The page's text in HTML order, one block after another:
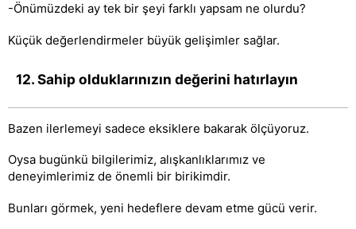
-Önümüzdeki ay tek bir şeyi farklı yapsam ne olurdu?
Küçük değerlendirmeler büyük gelişimler sağlar.
12. Sahip olduklarınızın değerini hatırlayın
Bazen ilerlemeyi sadece eksiklere bakarak ölçüyoruz.
Oysa bugünkü bilgilerimiz, alışkanlıklarımız ve
deneyimlerimiz de önemli bir birikimdir.
Bunları görmek, yeni hedeflere devam etme gücü verir.